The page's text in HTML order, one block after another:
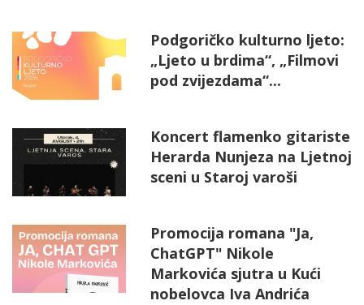
Podgoričko kulturno ljeto:
„Ljeto u brdima“, „Filmovi
pod zvijezdama“...
Koncert flamenko gitariste
Herarda Nunjeza na Ljetnoj
sceni u Staroj varoši
Promocija romana "Ja,
ChatGPT" Nikole
Markovića sjutra u Kući
nobelovca Iva Andrića